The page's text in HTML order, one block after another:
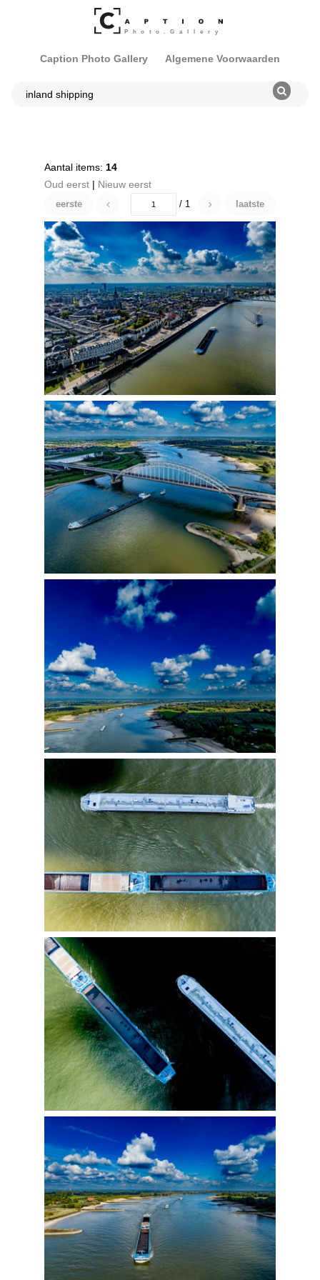
Caption Photo Gallery Algemene Voorwaarden
Aantal items: 14
Oud eerst | Nieuw eerst
eerste / 1 laatste